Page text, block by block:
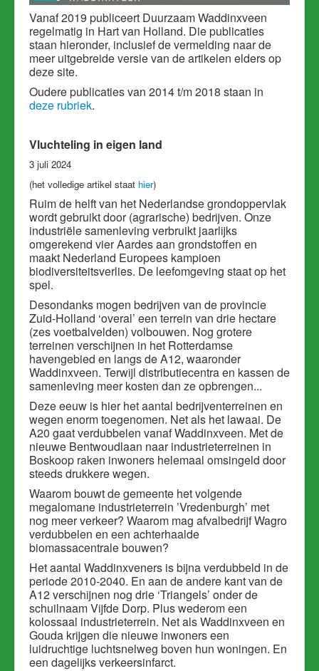
Vanaf 2019 publiceert Duurzaam Waddinxveen
regelmatig in Hart van Holland. Die publicaties
staan hieronder, inclusief de vermelding naar de
meer uitgebreide versie van de artikelen elders op
deze site.
Oudere publicaties van 2014 t/m 2018 staan in
deze rubriek.
Vluchteling in eigen land
3 juli 2024
(het volledige artikel staat hier)
Ruim de helft van het Nederlandse grondoppervlak
wordt gebruikt door (agrarische) bedrijven. Onze
industriële samenleving verbruikt jaarlijks
omgerekend vier Aardes aan grondstoffen en
maakt Nederland Europees kampioen
biodiversiteitsverlies. De leefomgeving staat op het
spel.
Desondanks mogen bedrijven van de provincie
Zuid-Holland ‘overal’ een terrein van drie hectare
(zes voetbalvelden) volbouwen. Nog grotere
terreinen verschijnen in het Rotterdamse
havengebied en langs de A12, waaronder
Waddinxveen. Terwijl distributiecentra en kassen de
samenleving meer kosten dan ze opbrengen...
Deze eeuw is hier het aantal bedrijventerreinen en
wegen enorm toegenomen. Net als het lawaai. De
A20 gaat verdubbelen vanaf Waddinxveen. Met de
nieuwe Bentwoudlaan naar industrieterreinen in
Boskoop raken inwoners helemaal omsingeld door
steeds drukkere wegen.
Waarom bouwt de gemeente het volgende
megalomane industrieterrein ’Vredenburgh’ met
nog meer verkeer? Waarom mag afvalbedrijf Wagro
verdubbelen en een achterhaalde
biomassacentrale bouwen?
Het aantal Waddinxveners is bijna verdubbeld in de
periode 2010-2040. En aan de andere kant van de
A12 verschijnen nog drie ‘Triangels’ onder de
schuilnaam Vijfde Dorp. Plus wederom een
kolossaal industrieterrein. Net als Waddinxveen en
Gouda krijgen die nieuwe inwoners een
luidruchtige luchtsnelweg boven hun woningen. En
een dagelijks verkeersinfarct.